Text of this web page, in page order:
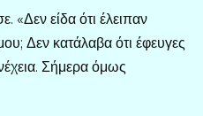
«Δεν είδα ότι έλειπαν
Δεν κατάλαβα ότι έφευγες
Σήμερα όμως